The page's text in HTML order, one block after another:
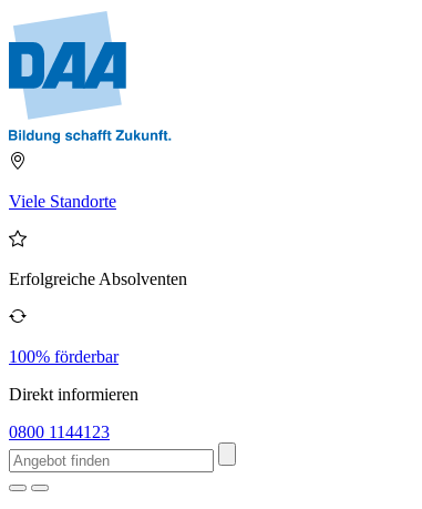
Viele Standorte
Erfolgreiche Absolventen
100% förderbar
Direkt informieren
0800 1144123